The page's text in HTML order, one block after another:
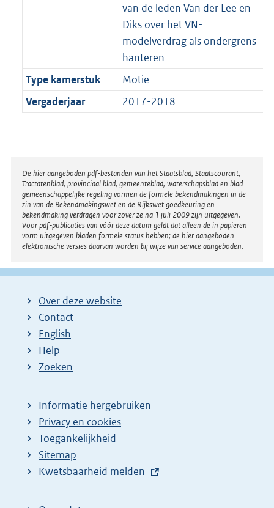
van de leden Van der Lee en
Diks over het VN-
modelverdrag als ondergrens
hanteren
Type kamerstuk
Motie
Vergaderjaar
2017-2018
Disclaimer
De hier aangeboden pdf-bestanden van het Staatsblad, Staatscourant,
Tractatenblad, provinciaal blad, gemeenteblad, waterschapsblad en blad
gemeenschappelijke regeling vormen de formele bekendmakingen in de
zin van de Bekendmakingswet en de Rijkswet goedkeuring en
bekendmaking verdragen voor zover ze na 1 juli 2009 zijn uitgegeven.
Voor pdf-publicaties van vóór deze datum geldt dat alleen de in papieren
vorm uitgegeven bladen formele status hebben; de hier aangeboden
elektronische versies daarvan worden bij wijze van service aangeboden.
Over deze website
Contact
English
Help
Zoeken
Informatie hergebruiken
Privacy en cookies
Toegankelijkheid
Sitemap
E
t
Kwetsbaarheid melden